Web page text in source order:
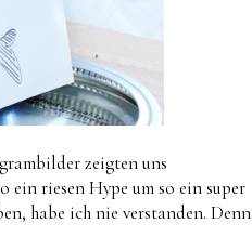
zeigten uns
ein riesen Hype um so ein super
habe ich nie verstanden. Denn